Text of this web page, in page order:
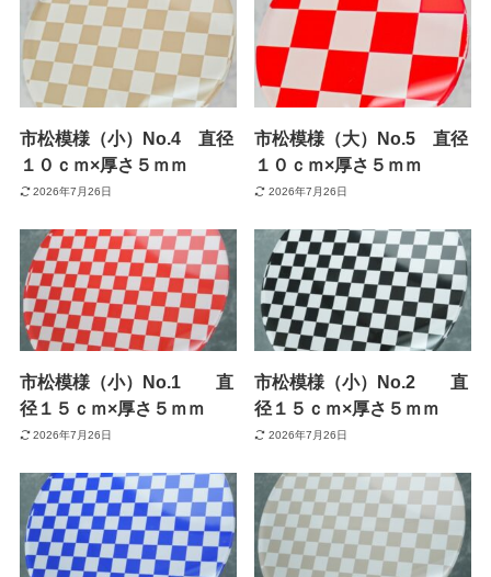
市松模様（小）No.4 直径
１０ｃｍ×厚さ５ｍｍ
2026年7月26日
市松模様（大）No.5 直径
１０ｃｍ×厚さ５ｍｍ
2026年7月26日
市松模様（小）No.1 直
径１５ｃｍ×厚さ５ｍｍ
2026年7月26日
市松模様（小）No.2 直
径１５ｃｍ×厚さ５ｍｍ
2026年7月26日